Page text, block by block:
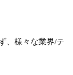
、様々な業界/テ